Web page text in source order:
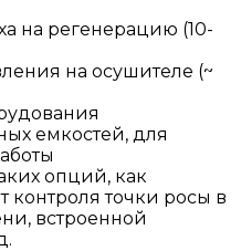
на регенерацию (10-
на осушителе (~
емкостей, для
опций, как
контроля точки росы в
встроенной